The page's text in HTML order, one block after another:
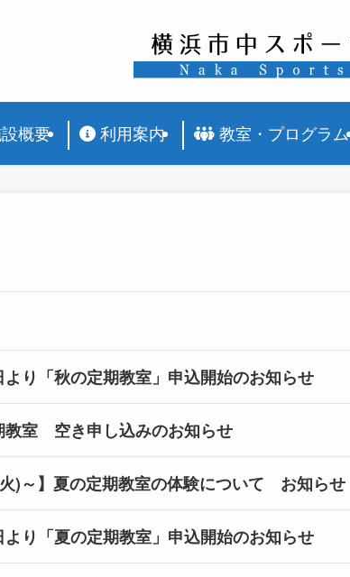
概要 利用案内 教室・プログラム
より「秋の定期教室」申込開始のお知らせ
教室 空き申し込みのお知らせ
火)～】夏の定期教室の体験について お知らせ
より「夏の定期教室」申込開始のお知らせ